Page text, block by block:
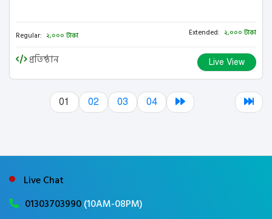
Regular: ২,০০০ টাকা Extended: ২,০০০ টাকা
প্রতিষ্ঠান Live View
01 02 03 04
Live Chat
01303703990(10AM-08PM)